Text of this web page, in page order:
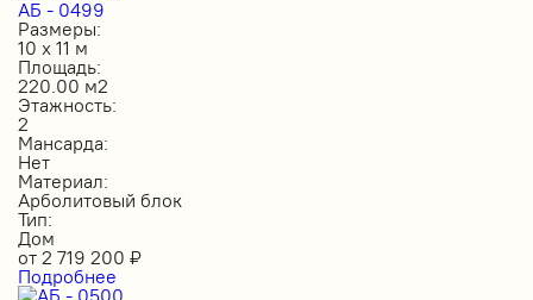
АБ - 0499
Размеры:
10 х 11 м
Площадь:
220.00 м2
Этажность:
2
Мансарда:
Нет
Материал:
Арболитовый блок
Тип:
Дом
от 2 719 200 ₽
Подробнее